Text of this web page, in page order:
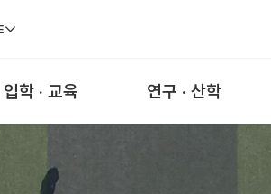
입학 · 교육 연구 · 산학